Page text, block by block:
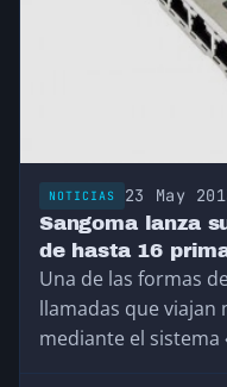
NOTICIAS 23 May
Sangoma lanza
de hasta 16
Una de las formas
llamadas que viajan
mediante el sistema